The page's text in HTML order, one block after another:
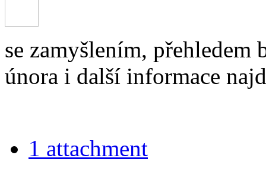
se zamyšlením, přehledem
února i další informace
1 attachment